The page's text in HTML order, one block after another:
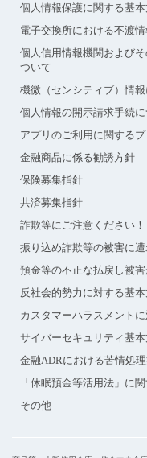
個人情報保護に関する基
電子交換所における不渡
個人信用情報機関および
ついて
機微（センシティブ）情
個人情報の開示請求手続
アプリのご利用に関する
金融商品に係る勧誘方針
保険募集指針
共済募集指針
詐欺等にご注意ください！
振り込め詐欺等の被害に
預金等の不正な払戻し被
反社会的勢力に対する基
カスタマーハラスメント
サイバーセキュリティ基
金融ADRにおける苦情処
「休眠預金等活用法」に
その他